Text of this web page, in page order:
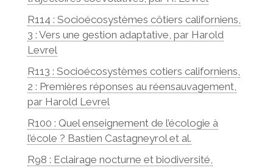
R114 : Socioécosystèmes côtiers californiens,
3 : Vers une gestion adaptative, par Harold
Levrel
R113 : Socioécosystèmes cotiers californiens,
2 : Premières réponses au réensauvagement,
par Harold Levrel
R100 : Quel enseignement de l’écologie à
l’école ? Bastien Castagneyrol et al.
R98 : Eclairage nocturne et biodiversité,